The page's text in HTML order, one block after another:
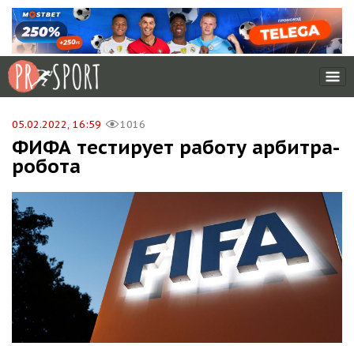
05.02.2022, 16:59 1016
ФИФА тестирует работу арбитра-
робота